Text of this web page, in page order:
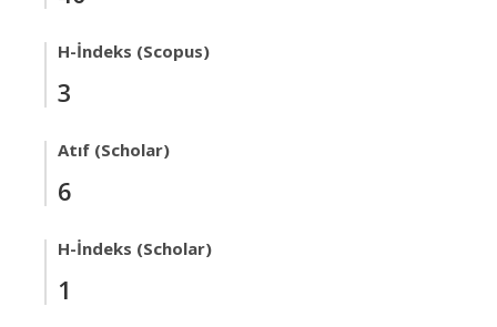
H-İndeks (Scopus)
3
Atıf (Scholar)
6
H-İndeks (Scholar)
1